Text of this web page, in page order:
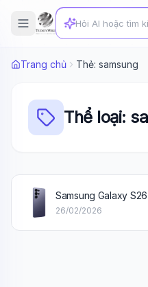
Trang chủ Thẻ: samsung
Thể loại:
Samsung Galaxy
26/02/2026
🤖Sẵn sàng hỗ trợ